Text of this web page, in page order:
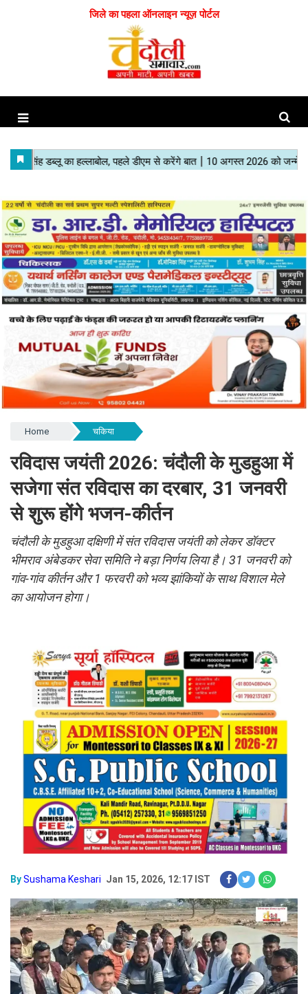
जिले का पहला ऑनलाइन न्यूज़ पोर्टल
Home चकिया
रविदास जयंती 2026: चंदौली के मुडहुआ में
सजेगा संत रविदास का दरबार, 31 जनवरी
से शुरू होंगे भजन-कीर्तन
चंदौली के मुडहुआ दक्षिणी में संत रविदास जयंती को लेकर डॉक्टर
भीमराव अंबेडकर सेवा समिति ने बड़ा निर्णय लिया है। 31 जनवरी को
गांव-गांव कीर्तन और 1 फरवरी को भव्य झांकियों के साथ विशाल मेले
का आयोजन होगा।
BySushama Keshari Jan 15, 2026, 12:17 IST